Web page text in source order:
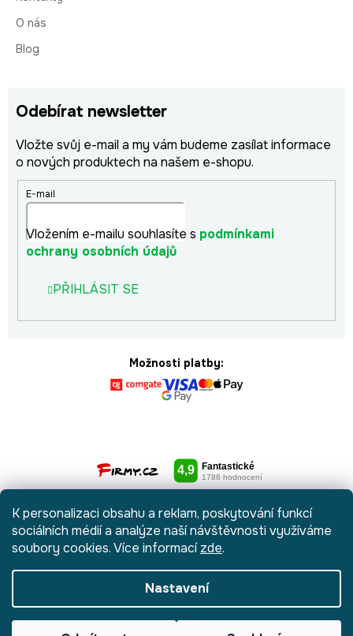
K personalizaci obsahu a reklam, poskytování funkcí
sociálních médií a analýze naší návštěvnosti využíváme
soubory cookies. Více informacízde.
Nastavení
O nás
Blog
Odebírat newsletter
Vložte svůj e-mail a my vám budeme zasílat informace
o nových produktech na našem e-shopu.
E-mail
Vložením e-mailu souhlasíte s podmínkami
ochrany osobních údajů
PŘIHLÁSIT SE
Možnosti platby: